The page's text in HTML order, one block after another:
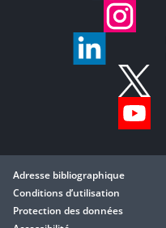
Adresse bibliographique
Conditions d’utilisation
Protection des données